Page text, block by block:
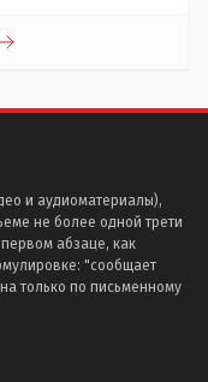
и аудиоматериалы),
не более одной трети
абзаце, как
"сообщает
только по письменному